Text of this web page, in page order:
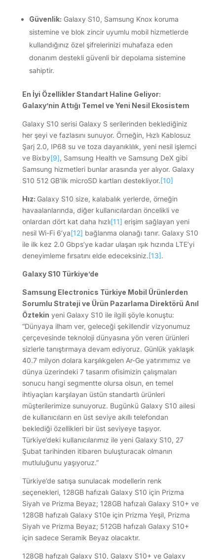
Güvenlik: Galaxy S10, Samsung Knox koruma
sistemine ve blok zincir uyumlu mobil hizmetlerde
kullandığınız özel şifrelerinizi muhafaza eden
donanım destekli güvenli bir depolama sistemine
sahiptir.
En İyi Özellikler Standart Haline Geliyor:
Galaxy’nin Attığı Temel ve Yeni Nesil Ekosistem
Galaxy S10 serisi Galaxy S serilerinden beklediğiniz
her şeyi ve fazlasını sunuyor. Örneğin, Hızlı Kablosuz
Şarj 2.0, IP68 su ve toza dayanıklılık, yeni nesil işlemci
ve Bixby[9], Samsung Health ve Samsung DeX gibi
Samsung hizmetleri bunlar arasında yer alıyor. Galaxy
S10 512 GB’lik microSD kartları destekliyor.[10]
Hız: Galaxy S10 size, kalabalık yerlerde, örneğin
havaalanlarında, diğer kullanıcılardan öncelikli ve
onlardan dört kat daha hızlı[11] erişim sağlayan yeni
nesil Wi-Fi 6’ya[12] bağlanma olanağı tanır. Galaxy S10
ile ilk kez 2.0 Gbps’ye kadar ulaşan ışık hızında LTE’yi
deneyimleme fırsatını elde edeceksiniz.[13].
Galaxy S10 Türkiye’de
Samsung Electronics Türkiye Mobil Ürünlerden
Sorumlu Strateji ve Ürün Pazarlama Direktörü Anıl
Öztekin yeni Galaxy S10 ile ilgili şöyle konuştu:
“Dünyaya ilham ver, geleceği şekillendir vizyonumuz
çerçevesinde teknoloji dünyasına yön veren ürünleri
sizlerle tanıştırmaya devam ediyoruz. Günlük yaklaşık
40.7 milyon dolara karşılıkgelen Ar-Ge yatırımımız ve
dünya üzerindeki 7 tasarım ofisimizin çalışmaları
sonucu hangi segmentte olursa olsun, en temel
ihtiyaçları karşılayan üstün standartlı ürünleri
müşterilerimize sunuyoruz. Bugünkü Galaxy S10 ailesi
de kullanıcıların en üst seviye akıllı telefondan
beklediği özellikleri bir üst seviyeye taşıyor.
Türkiye’deki kullanıcılarımız ile yeni Galaxy S10, 27
Şubat tarihinden itibaren buluşturacak olmanın
mutluluğunu yaşıyoruz.”
Türkiye’de satışa sunulacak modellerin renk
seçenekleri, 128GB hafızalı Galaxy S10 için Prizma
Siyah ve Prizma Beyaz; 128GB hafızalı Galaxy S10+ ve
128GB hafızalı Galaxy S10e için Prizma Yeşil, Prizma
Siyah ve Prizma Beyaz; 512GB hafızalı Galaxy S10+
için sadece Seramik Beyaz olacaktır.
128GB hafızalı Galaxy S10, Galaxy S10+ ve Galaxy